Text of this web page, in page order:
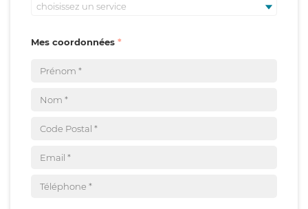
choisissez un service
Mes coordonnées